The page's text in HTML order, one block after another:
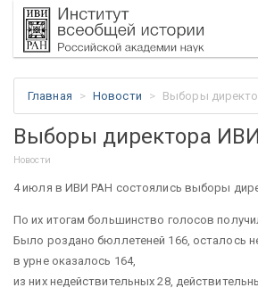
Главная Новости Выборы
Выборы директора
Новости
4 июля в ИВИ РАН состоялись выборы
По их итогам большинство голосов
Было роздано бюллетеней 166, осталось
в урне оказалось 164,
из них недействительных 28,